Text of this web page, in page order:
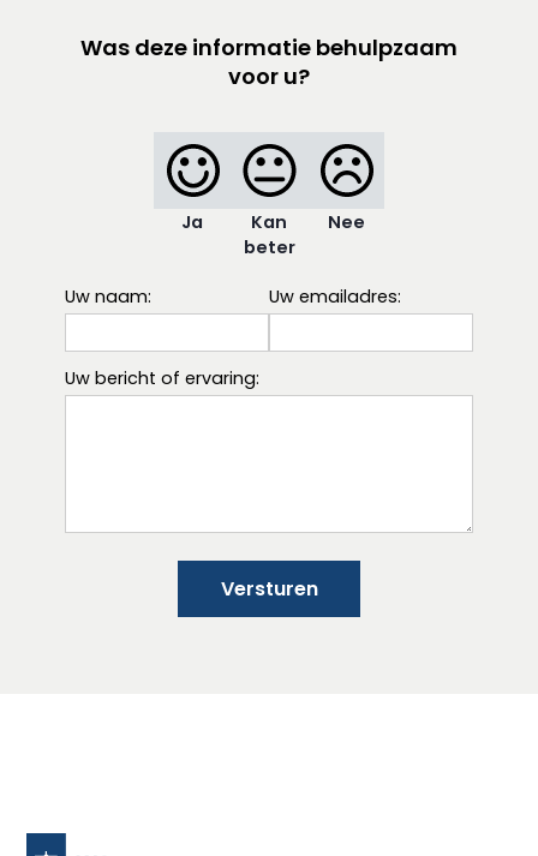
Was deze informatie behulpzaam
voor u?
Ja
Kan
beter
Nee
Uw naam: Uw emailadres:
Uw bericht of ervaring:
Versturen